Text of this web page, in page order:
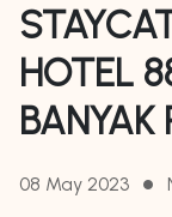
HOTEL
BANYAK
08 May 2023